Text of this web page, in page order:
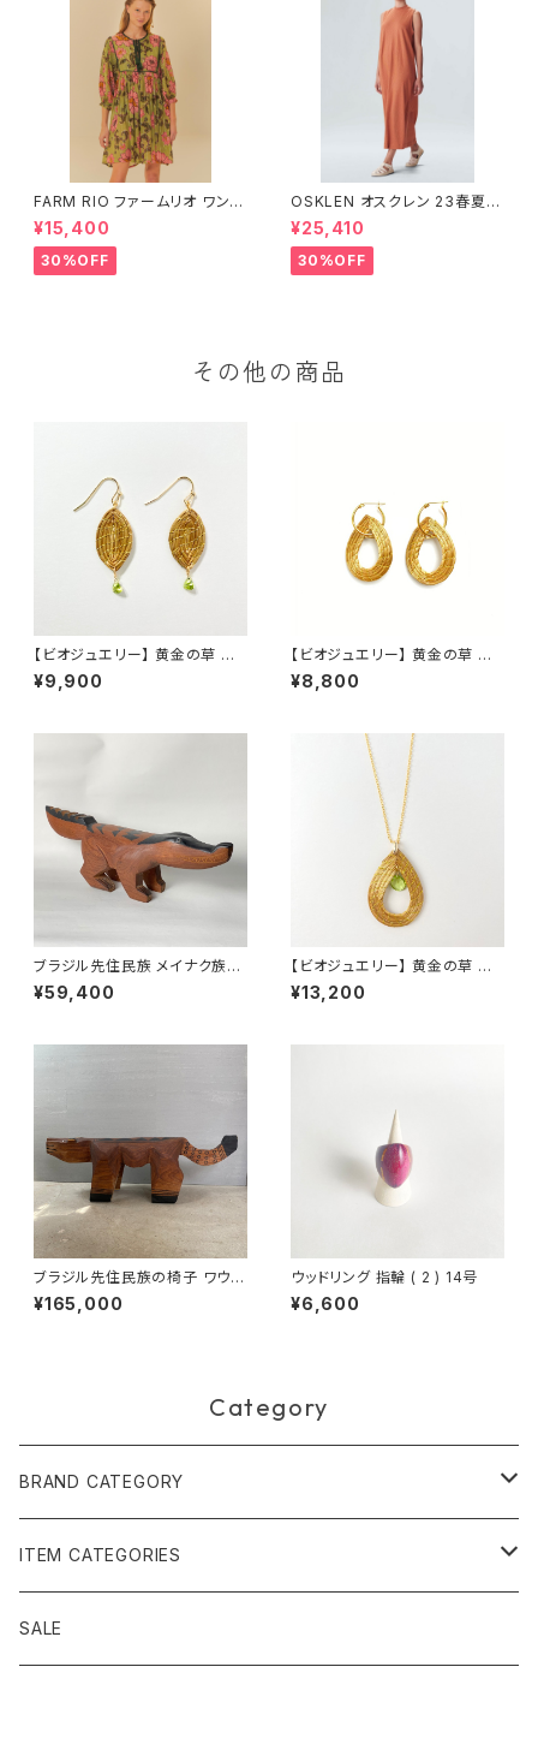
FARM RIO ファームリオ ワンピ
ース Aurora Floral
¥15,400
30%OFF
OSKLEN オスクレン 23春夏
ワンピース 1088-67330
¥25,410
30%OFF
その他の商品
【ビオジュエリー】 黄金の草 カッ
ピンドウラード ピアス＆イヤリ
¥9,900
【ビオジュエリー】 黄金の草 カッ
ピンドウラード ピアス・イヤリ
ング フープ ティアドロップ
¥8,800
ブラジル先住民族 メイナク族の
椅子 ワニ 小型 全長46cm
¥59,400
【ビオジュエリー】 黄金の草 カッ
ピンドウラード ネックレス ティ
アドロップ ペリドット
¥13,200
ブラジル先住民族の椅子 ワウラ
ー族 ジャガー（送料着払い）
¥165,000
ウッドリング 指輪 ( 2 ) 14号
¥6,600
Category
BRAND CATEGORY
黄金の草 ビオジュエリー
ピアス＆イヤリング
ボルジェス木版画
ITEM CATEGORIES
アクセサリー
SALE